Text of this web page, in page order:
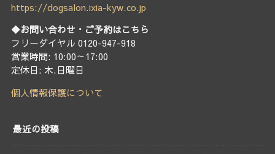
https://dogsalon.ixia-kyw.co.jp
◆お問い合わせ・ご予約はこちら
フリーダイヤル 0120-947-918
営業時間: 10:00～17:00
定休日: 木.日曜日
個人情報保護について
最近の投稿